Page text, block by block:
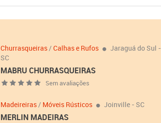
Churrasqueiras/Calhas e Rufos
Jaraguá do Sul -
SC
MABRU CHURRASQUEIRAS
Sem avaliações
Madeireiras/ Móveis Rústicos Joinville - SC
MERLIN MADEIRAS